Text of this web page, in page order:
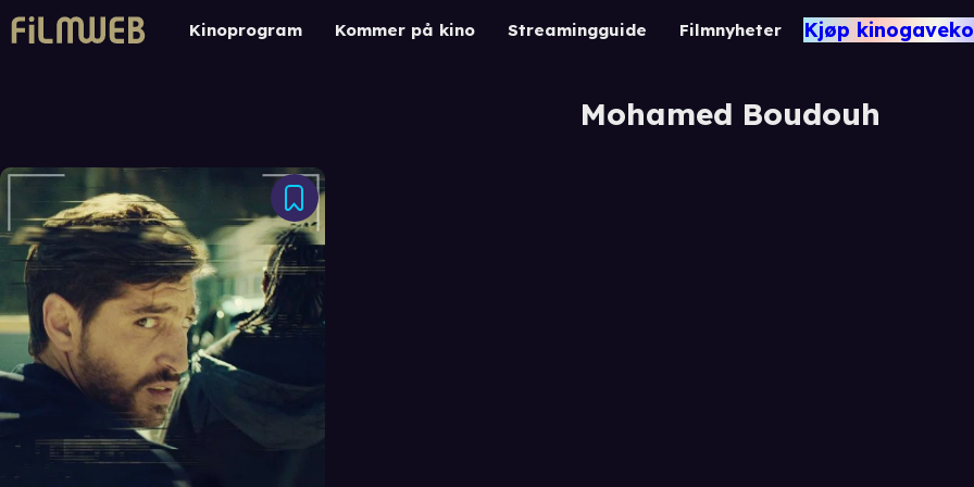
Kinoprogram Kommer på kino Streamingguide Filmnyheter Kjøp
Mohamed Boudouh